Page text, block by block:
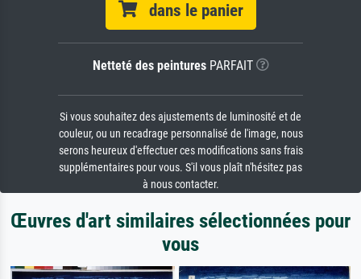
dans le panier
Netteté des peinturesPARFAIT
Si vous souhaitez des ajustements de luminosité et de
couleur, ou un recadrage personnalisé de l'image, nous
serons heureux d'effectuer ces modifications sans frais
supplémentaires pour vous. S'il vous plaît n'hésitez pas
à nous contacter.
Œuvres d'art similaires sélectionnées pour
vous